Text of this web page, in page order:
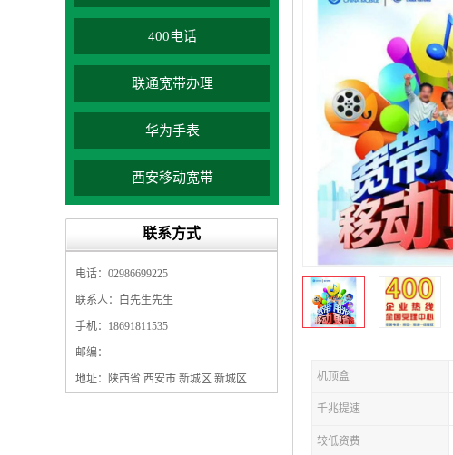
400电话
联通宽带办理
华为手表
西安移动宽带
联系方式
电话：02986699225
联系人：白先生先生
手机：18691811535
邮编：
地址：陕西省 西安市 新城区 新城区 机顶盒
千兆提速
较低资费